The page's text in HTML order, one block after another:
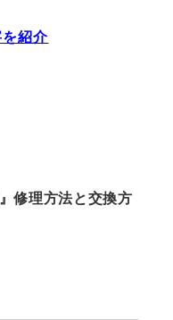
紹介
修理方法と交換方